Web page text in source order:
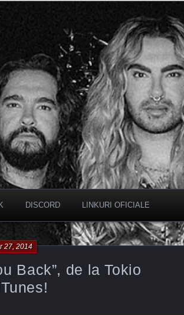
DISCORD LINKURI OFICIALE
Back”, de la Tokio
27, 2014